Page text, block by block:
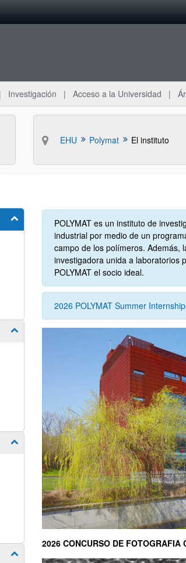
Investigación Acceso a la Universidad
EHU Polymat El instituto
Mostrar/ocultar subpáginas
Mostrar/ocultar subpáginas
Mostrar/ocultar subpáginas
Mostrar/ocultar subpáginas
POLYMAT es un instituto de
industrial por medio de un
campo de los polímeros. Además,
investigadora unida a laboratorios
POLYMAT el socio ideal.
2026 POLYMAT Summer
2026 CONCURSO DE FOTOGRAFIA